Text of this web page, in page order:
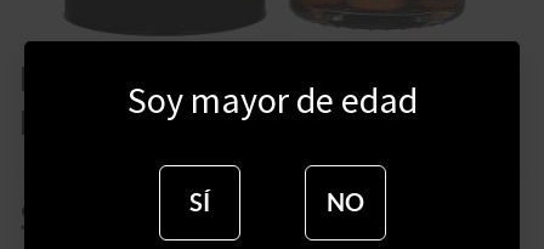
RON BOTRAN COBRE
ESPECIADO 700 ML
$
Soy mayor de edad
SÍ NO